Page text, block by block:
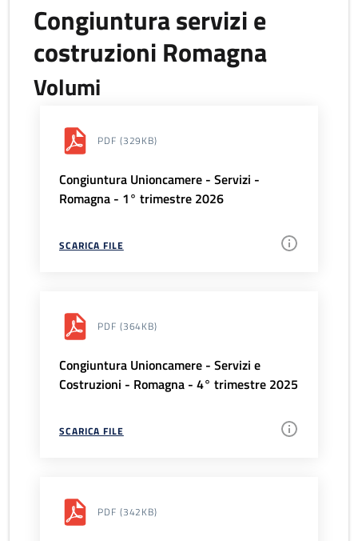
Congiuntura servizi e
costruzioni Romagna
Volumi
PDF (329KB)
Congiuntura Unioncamere - Servizi -
Romagna - 1° trimestre 2026
SCARICA FILE
PDF (364KB)
Congiuntura Unioncamere - Servizi e
Costruzioni - Romagna - 4° trimestre 2025
SCARICA FILE
PDF (342KB)